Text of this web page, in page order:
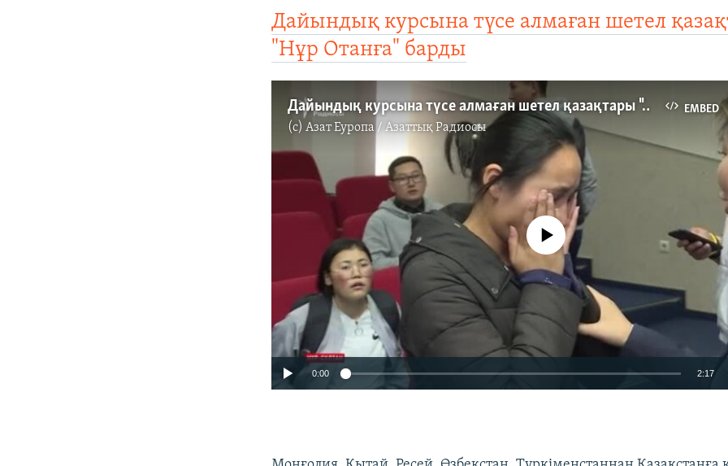
Дайындық курсына түсе алмаған шетел
"Нұр Отанға" барды
EMBED
Дайындық курсына түсе алмаған шетел қазақтары "Нұр Отанға" барды
(c) Азат Еуропа / Азаттық Радиосы
No media source currently available
0:00 2:17